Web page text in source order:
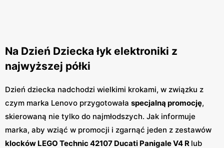
Na Dzień Dziecka łyk elektroniki z
najwyższej półki
Dzień dziecka nadchodzi wielkimi krokami, w związku z
czym marka Lenovo przygotowała specjalną promocję,
skierowaną nie tylko do najmłodszych. Jak informuje
marka, aby wziąć w promocji i zgarnąć jeden z zestawów
klocków LEGO Technic 42107 Ducati Panigale V4 R lub